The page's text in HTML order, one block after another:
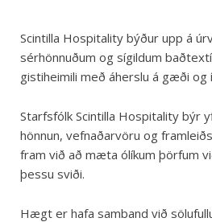
Scintilla Hospitality býður upp á
sérhönnuðum og sígildum
gistiheimili með áherslu á gæði og
Starfsfólk Scintilla Hospitality býr
hönnun, vefnaðarvöru og
fram við að mæta ólíkum þörfum
þessu sviði.
Hægt er hafa samband við